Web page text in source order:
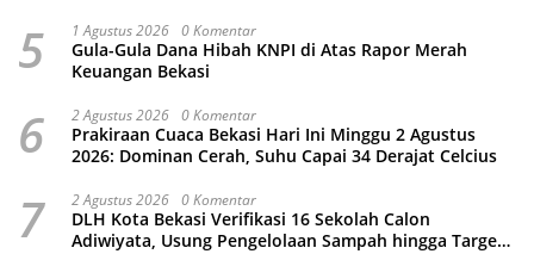
5 1 Agustus 2026 0 Komentar
Gula-Gula Dana Hibah KNPI di Atas Rapor Merah
Keuangan Bekasi
6 2 Agustus 2026 0 Komentar
Prakiraan Cuaca Bekasi Hari Ini Minggu 2 Agustus
2026: Dominan Cerah, Suhu Capai 34 Derajat Celcius
7 2 Agustus 2026 0 Komentar
DLH Kota Bekasi Verifikasi 16 Sekolah Calon
Adiwiyata, Usung Pengelolaan Sampah hingga Target